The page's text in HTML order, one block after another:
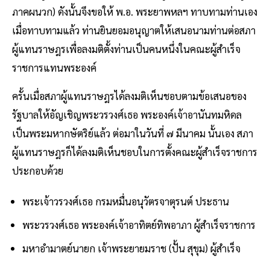
ภาคผนวก) ดังนั้นจึงขอให้ พ.อ. พระยาพหลฯ ทาบทามท่านเอง
เมื่อทาบทามแล้ว ท่านยินยอมอนุญาตให้เสนอนามท่านต่อสภา
ผู้แทนราษฎรเพื่อลงมติตั้งท่านเป็นคนหนึ่งในคณะผู้สำเร็จ
ราชการแทนพระองค์
ครั้นเมื่อสภาผู้แทนราษฎรได้ลงมติเห็นชอบตามข้อเสนอของ
รัฐบาลให้อัญเชิญพระวรวงศ์เธอ พระองค์เจ้าอานันทมหิดล
เป็นพระมหากษัตริย์แล้ว ต่อมาในวันที่ ๗ มีนาคม นั้นเอง สภา
ผู้แทนราษฎรก็ได้ลงมติเห็นชอบในการตั้งคณะผู้สำเร็จราชการ
ประกอบด้วย
พระเจ้าวรวงศ์เธอ กรมหมื่นอนุวัตรจาตุรนต์ ประธาน
พระวรวงศ์เธอ พระองค์เจ้าอาทิตย์ทิพอาภา ผู้สำเร็จราชการ
มหาอำมาตย์นายก เจ้าพระยายมราช (ปั้น สุขุม) ผู้สำเร็จ